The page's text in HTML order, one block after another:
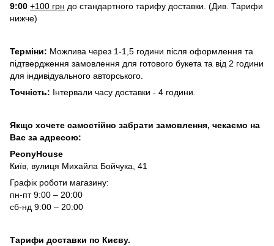
9:00 +100 грн до стандартного тарифу доставки. (Див. Тарифи
нижче)
Терміни: Можлива через 1-1,5 години після оформлення та
підтвердження замовлення для готового букета та від 2 години
для індивідуального авторського.
Точність: Інтервали часу доставки - 4 години.
Якщо хочете самостійно забрати замовлення, чекаємо на
Вас за адресою:
PeonyHouse
Київ, вулиця Михайла Бойчука, 41
Графік роботи магазину:
пн-пт 9:00 – 20:00
сб-нд 9:00 – 20:00
Тарифи доставки по Києву.